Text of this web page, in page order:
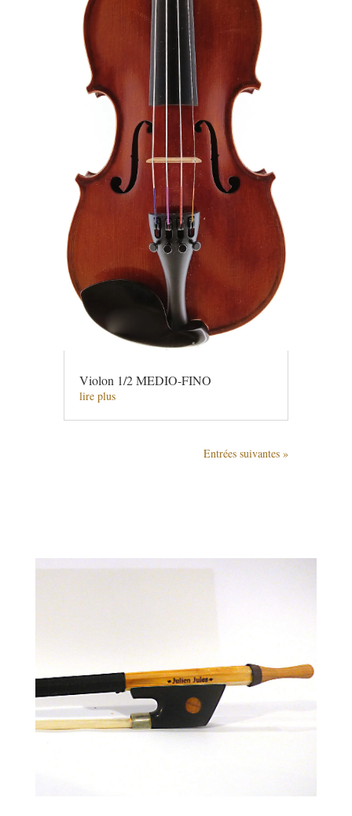
Violon 1/2 MEDIO-FINO
lire plus
Entrées suivantes »